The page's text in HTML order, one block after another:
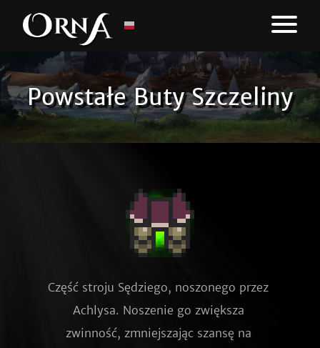
Powstałe Buty Szczeliny
Część stroju Sędziego, noszonego przez
Achlysa. Noszenie go zwiększa
zwinność, zmniejszając szansę na